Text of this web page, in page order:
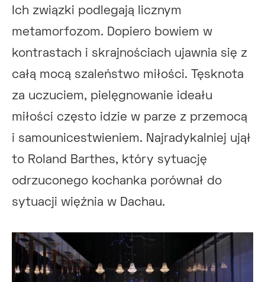
Ich związki podlegają licznym
metamorfozom. Dopiero bowiem w
kontrastach i skrajnościach ujawnia się z
całą mocą szaleństwo miłości. Tęsknota
za uczuciem, pielęgnowanie ideału
miłości często idzie w parze z przemocą
i samounicestwieniem. Najradykalniej ujął
to Roland Barthes, który sytuację
odrzuconego kochanka porównał do
sytuacji więźnia w Dachau.